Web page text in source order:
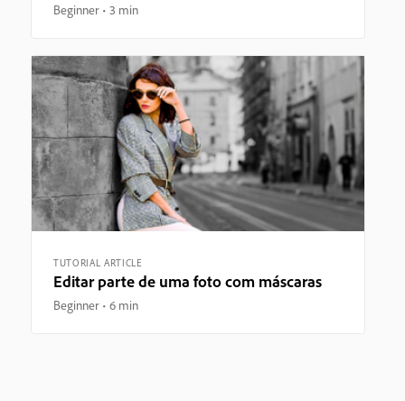
Beginner 3 min
TUTORIAL ARTICLE
Editar parte de uma foto com máscaras
Beginner 6 min